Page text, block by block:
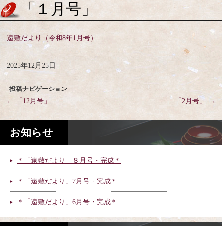
「１月号」
遠敷だより（令和8年1月号）
2025年12月25日
投稿ナビゲーション
← 「12月号」 「2月号」 →
お知らせ
＊「遠敷だより」８月号・完成＊
＊「遠敷だより」7月号・完成＊
＊「遠敷だより」6月号・完成＊